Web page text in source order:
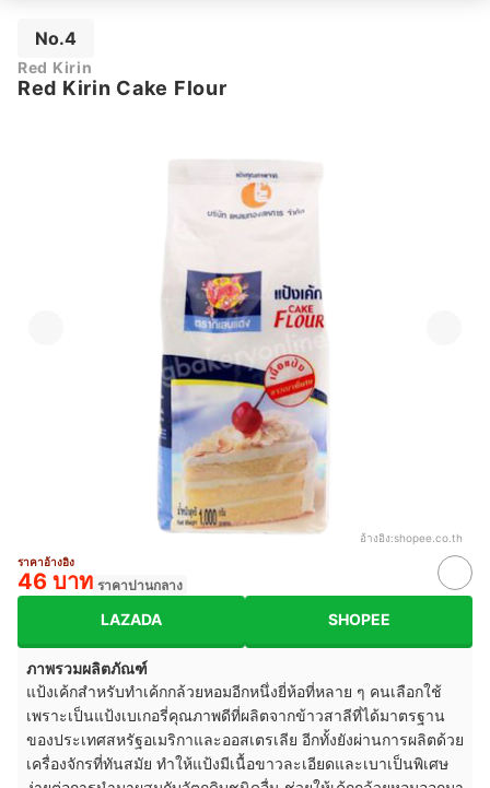
No.4
Red Kirin
Red Kirin Cake Flour
อ้างอิง:shopee.co.th
ราคาอ้างอิง
46 บาท ราคาปานกลาง
LAZADA SHOPEE
ภาพรวมผลิตภัณฑ์
แป้งเค้กสำหรับทำเค้กกล้วยหอมอีกหนึ่งยี่ห้อที่หลาย ๆ คนเลือกใช้
เพราะเป็นแป้งเบเกอรี่คุณภาพดีที่ผลิตจากข้าวสาลีที่ได้มาตรฐาน
ของประเทศสหรัฐอเมริกาและออสเตรเลีย อีกทั้งยังผ่านการผลิตด้วย
เครื่องจักรที่ทันสมัย ทำให้แป้งมีเนื้อขาวละเอียดและเบาเป็นพิเศษ